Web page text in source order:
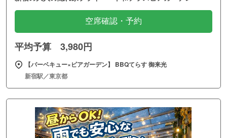
空席確認・予約
平均予算 3,980円
【バーベキュー×ビアガーデン】 BBQてらす 御来光
新宿駅／東京都